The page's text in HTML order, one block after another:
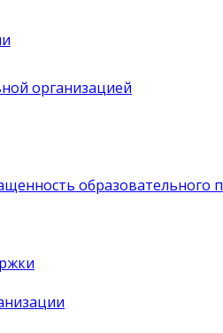
организацией
образовательного